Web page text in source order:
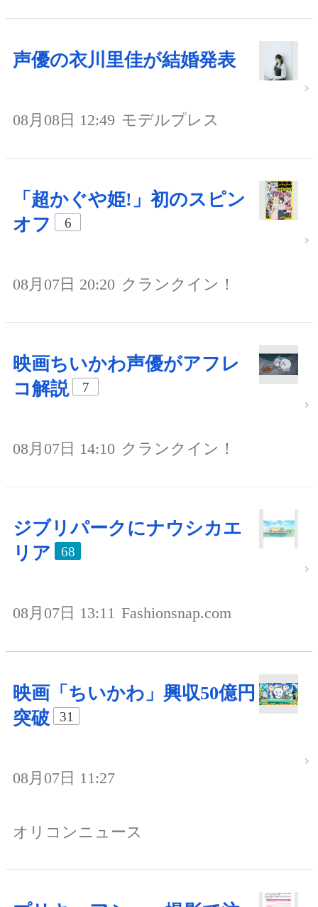
声優の衣川里佳が結婚発表
08月08日 12:49 モデルプレス
「超かぐや姫!」初のスピン
オフ
6
08月07日 20:20 クランクイン！
映画ちいかわ声優がアフレ
コ解説
7
08月07日 14:10 クランクイン！
ジブリパークにナウシカエ
リア
68
08月07日 13:11 Fashionsnap.com
映画「ちいかわ」興収50億円
突破
31
08月07日 11:27
オリコンニュース